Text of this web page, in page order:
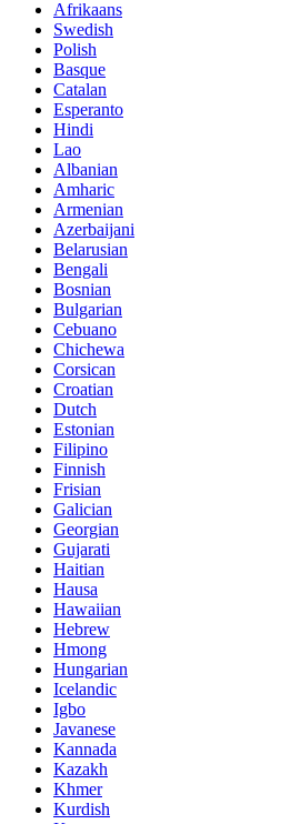
Afrikaans
Swedish
Polish
Basque
Catalan
Esperanto
Hindi
Lao
Albanian
Amharic
Armenian
Azerbaijani
Belarusian
Bengali
Bosnian
Bulgarian
Cebuano
Chichewa
Corsican
Croatian
Dutch
Estonian
Filipino
Finnish
Frisian
Galician
Georgian
Gujarati
Haitian
Hausa
Hawaiian
Hebrew
Hmong
Hungarian
Icelandic
Igbo
Javanese
Kannada
Kazakh
Khmer
Kurdish